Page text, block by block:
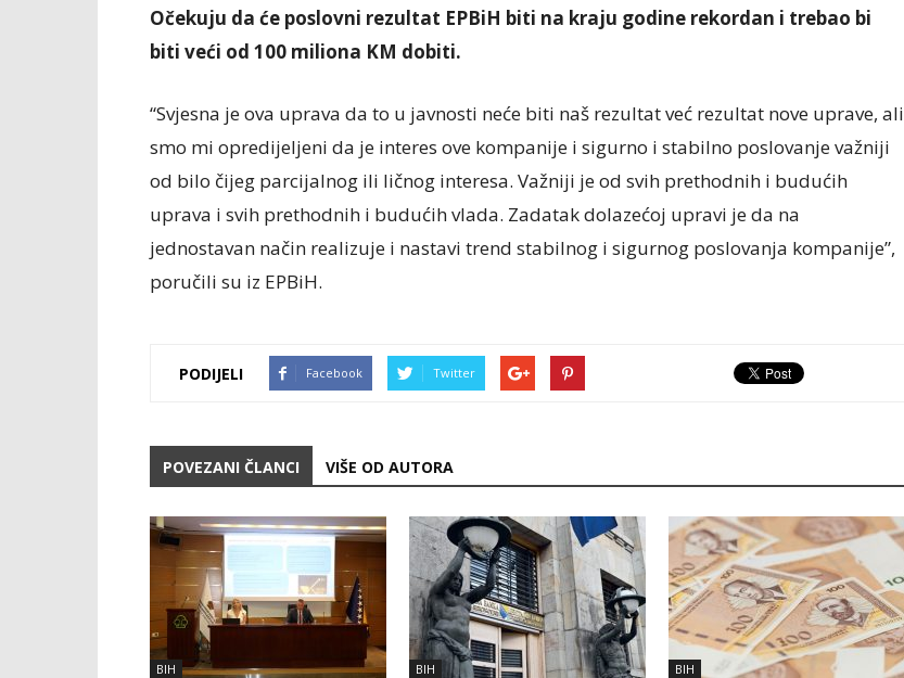
Očekuju da će poslovni rezultat EPBiH biti na kraju godine rekordan i trebao bi
biti veći od 100 miliona KM dobiti.
“Svjesna je ova uprava da to u javnosti neće biti naš rezultat već rezultat nove uprave, ali
smo mi opredijeljeni da je interes ove kompanije i sigurno i stabilno poslovanje važniji
od bilo čijeg parcijalnog ili ličnog interesa. Važniji je od svih prethodnih i budućih
uprava i svih prethodnih i budućih vlada. Zadatak dolazećoj upravi je da na
jednostavan način realizuje i nastavi trend stabilnog i sigurnog poslovanja kompanije”,
poručili su iz EPBiH.
PODIJELI Facebook Twitter
POVEZANI ČLANCI VIŠE OD AUTORA
BIH BIH BIH